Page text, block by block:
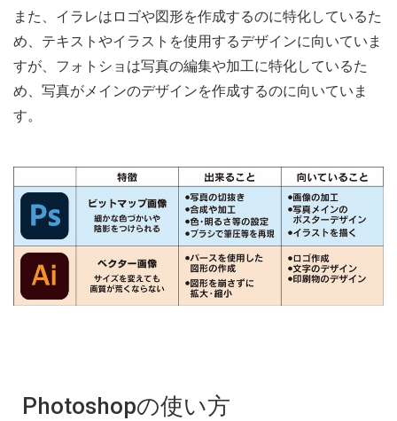
また、イラレはロゴや図形を作成するのに特化しているた
め、テキストやイラストを使用するデザインに向いていま
すが、フォトショは写真の編集や加工に特化しているた
め、写真がメインのデザインを作成するのに向いていま
す。
Photoshopの使い方